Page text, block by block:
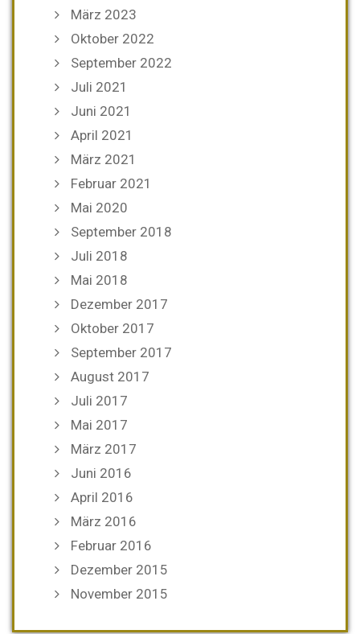
März 2023
Oktober 2022
September 2022
Juli 2021
Juni 2021
April 2021
März 2021
Februar 2021
Mai 2020
September 2018
Juli 2018
Mai 2018
Dezember 2017
Oktober 2017
September 2017
August 2017
Juli 2017
Mai 2017
März 2017
Juni 2016
April 2016
März 2016
Februar 2016
Dezember 2015
November 2015